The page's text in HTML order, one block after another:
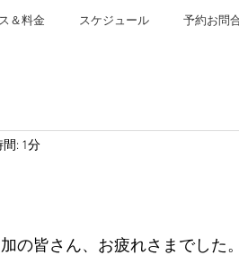
＆料金 スケジュール 予約お問
: 1分
の皆さん、お疲れさまでした。